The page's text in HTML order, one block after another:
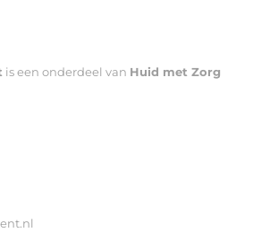
is een onderdeel van Huid met Zorg